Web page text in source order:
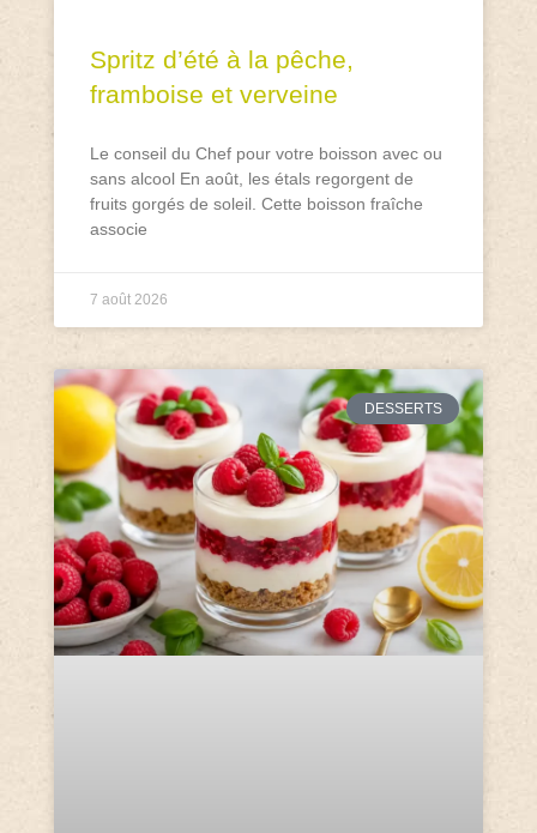
Spritz d’été à la pêche,
framboise et verveine
Le conseil du Chef pour votre boisson avec ou
sans alcool En août, les étals regorgent de
fruits gorgés de soleil. Cette boisson fraîche
associe
7 août 2026
DESSERTS